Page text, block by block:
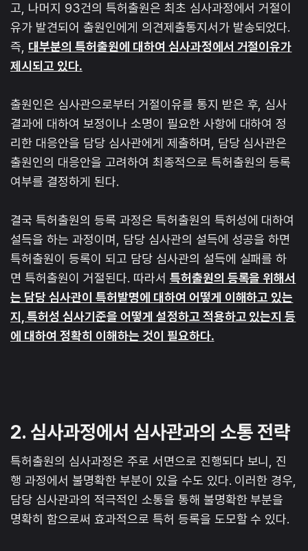
고, 나머지 93건의 특허출원은 최초 심사과정에서 거절이
유가 발견되어 출원인에게 의견제출통지서가 발송되었다.
즉, 대부분의 특허출원에 대하여 심사과정에서 거절이유가
제시되고 있다.
출원인은 심사관으로부터 거절이유를 통지 받은 후, 심사
결과에 대하여 보정이나 소명이 필요한 사항에 대하여 정
리한 대응안을 담당 심사관에게 제출하며, 담당 심사관은
출원인의 대응안을 고려하여 최종적으로 특허출원의 등록
여부를 결정하게 된다.
결국 특허출원의 등록 과정은 특허출원의 특허성에 대하여
설득을 하는 과정이며, 담당 심사관의 설득에 성공을 하면
특허출원이 등록이 되고 담당 심사관의 설득에 실패를 하
면 특허출원이 거절된다. 따라서 특허출원의 등록을 위해서
는 담당 심사관이 특허발명에 대하여 어떻게 이해하고 있는
지, 특허성 심사기준을 어떻게 설정하고 적용하고 있는지 등
에 대하여 정확히 이해하는 것이 필요하다.
2. 심사과정에서 심사관과의 소통 전략
특허출원의 심사과정은 주로 서면으로 진행되다 보니, 진
행 과정에서 불명확한 부분이 있을 수도 있다. 이러한 경우,
담당 심사관과의 적극적인 소통을 통해 불명확한 부분을
명확히 함으로써 효과적으로 특허 등록을 도모할 수 있다.